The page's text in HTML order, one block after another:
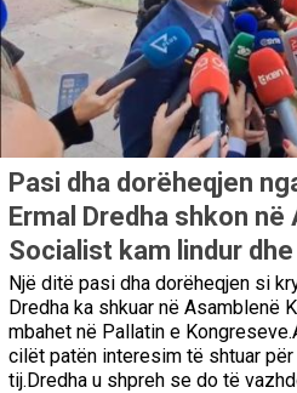
Pasi dha dorëheqjen
Ermal Dredha shkon në
Socialist kam lindur
Një ditë pasi dha dorëheqjen si
Dredha ka shkuar në Asamblenë
mbahet në Pallatin e
cilët patën interesim të shtuar
tij.Dredha u shpreh se do të